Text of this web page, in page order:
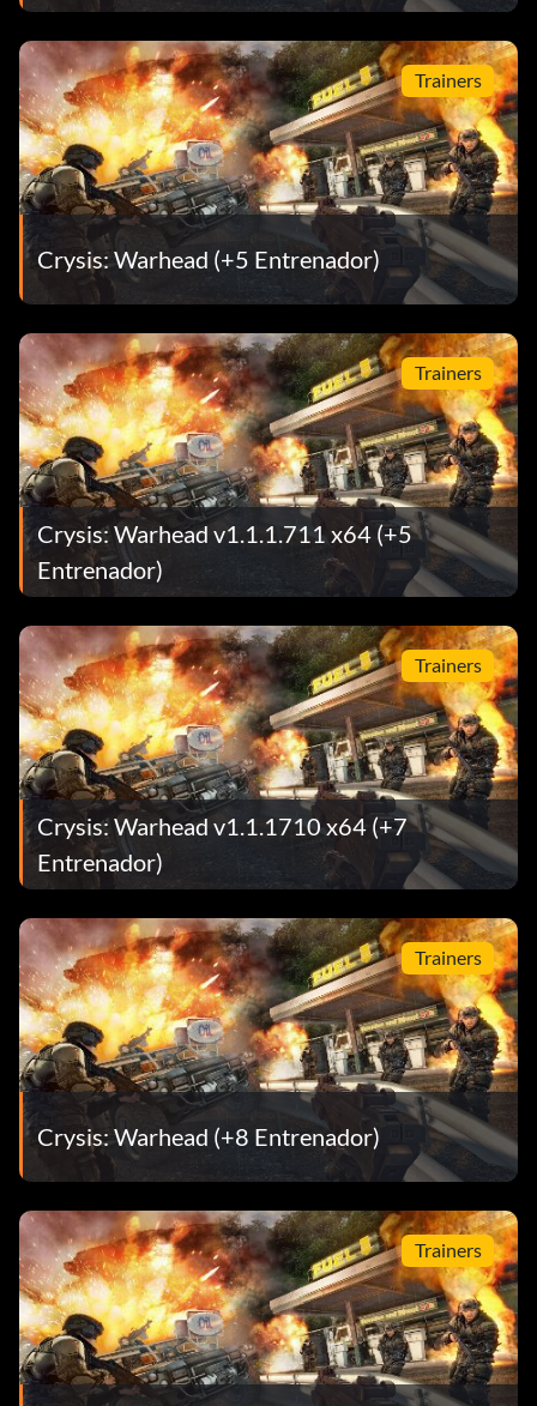
Trainers
Crysis: Warhead (+5 Entrenador)
Trainers
Crysis: Warhead v1.1.1.711 x64 (+5
Entrenador)
Trainers
Crysis: Warhead v1.1.1710 x64 (+7
Entrenador)
Trainers
Crysis: Warhead (+8 Entrenador)
Trainers